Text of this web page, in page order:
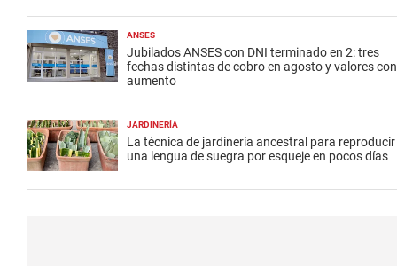
ANSES
Jubilados ANSES con DNI terminado en 2: tres
fechas distintas de cobro en agosto y valores con
aumento
JARDINERÍA
La técnica de jardinería ancestral para reproducir
una lengua de suegra por esqueje en pocos días